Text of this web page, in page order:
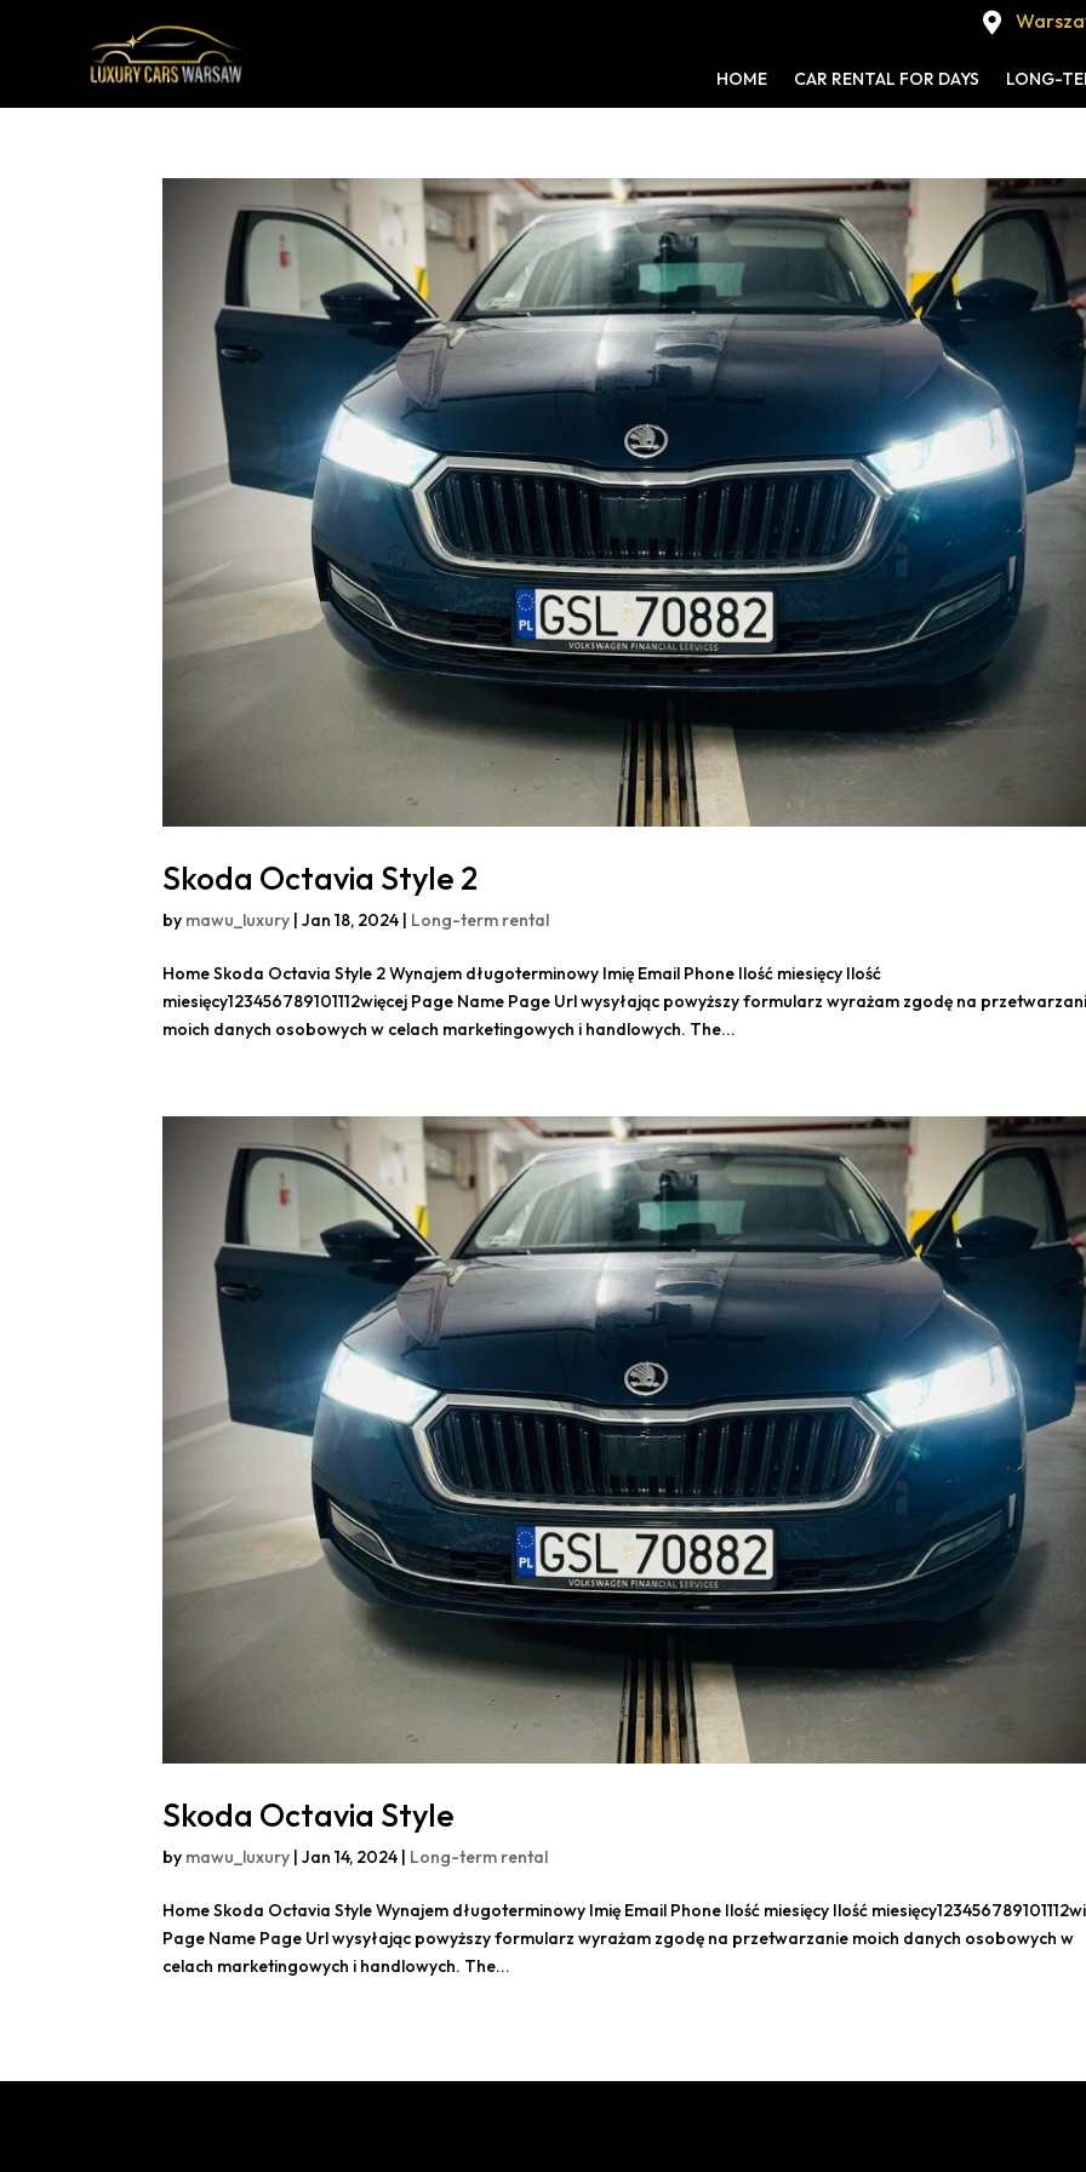

HOME CAR RENTAL FOR DAYS LONG-
Skoda Octavia Style 2
by mawu_luxury |Jan 18, 2024 | Long-term rental
Home Skoda Octavia Style 2 Wynajem długoterminowy Imię Email Phone Ilość miesięcy Ilość
miesięcy123456789101112więcej Page Name Page Url wysyłając powyższy formularz wyrażam zgodę na
moich danych osobowych w celach marketingowych i handlowych. The...
Skoda Octavia Style
by mawu_luxury |Jan 14, 2024 | Long-term rental
Home Skoda Octavia Style Wynajem długoterminowy Imię Email Phone Ilość miesięcy Ilość
Page Name Page Url wysyłając powyższy formularz wyrażam zgodę na przetwarzanie moich danych osobowych w
celach marketingowych i handlowych. The...